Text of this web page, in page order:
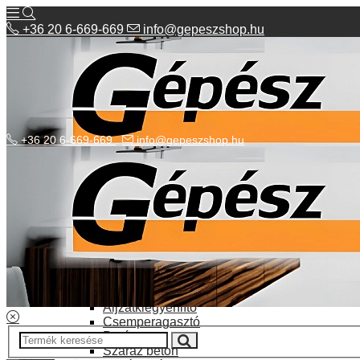
+36 20 6-669-669 info@gepeszshop.hu
Kategóriák menü
Bolhapiac
Burkolatok
Elektromos fűtés
Építkezés, fejújítás
Alapozó festék
Aljzatkiegyenlítő
Csemperagasztó
Poráru
Száraz beton
+36 20 6-669-669 info@gepeszshop.hu